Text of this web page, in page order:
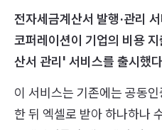
전자세금계산서 발행·관리
코퍼레이션이 기업의 비용
산서 관리' 서비스를 출시했
이 서비스는 기존에는 공동
한 뒤 엑셀로 받아 하나하나